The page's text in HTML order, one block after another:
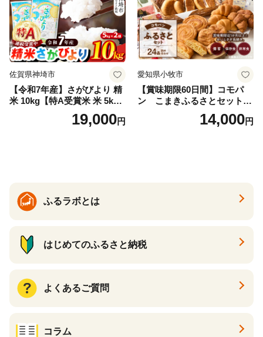
佐賀県神埼市
【令和7年産】さがびより 精
米 10kg【特A受賞米 米 5kg×
2袋 お米 コメ こめ 国産 美味
しい ブランド米 人気 ランキ
19,000円
愛知県小牧市
【賞味期限60日間】コモパ
ン こまきふるさとセット
（24個入り）／災害用備蓄
保存食 非常食 防災グッズに
14,000円
ふるラボとは
はじめてのふるさと納税
よくあるご質問
コラム